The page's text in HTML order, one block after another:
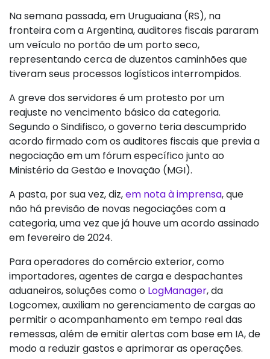
Na semana passada, em Uruguaiana (RS), na
fronteira com a Argentina, auditores fiscais pararam
um veículo no portão de um porto seco,
representando cerca de duzentos caminhões que
tiveram seus processos logísticos interrompidos.
A greve dos servidores é um protesto por um
reajuste no vencimento básico da categoria.
Segundo o Sindifisco, o governo teria descumprido
acordo firmado com os auditores fiscais que previa a
negociação em um fórum específico junto ao
Ministério da Gestão e Inovação (MGI).
A pasta, por sua vez, diz,em nota à imprensa, que
não há previsão de novas negociações com a
categoria, uma vez que já houve um acordo assinado
em fevereiro de 2024.
Para operadores do comércio exterior, como
importadores, agentes de carga e despachantes
aduaneiros, soluções como o LogManager, da
Logcomex, auxiliam no gerenciamento de cargas ao
permitir o acompanhamento em tempo real das
remessas, além de emitir alertas com base em IA, de
modo a reduzir gastos e aprimorar as operações.